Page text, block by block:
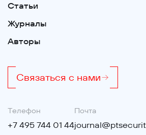
Статьи
Журналы
Авторы
Связаться с нами
Телефон
+7 495 744 01 44
Почта